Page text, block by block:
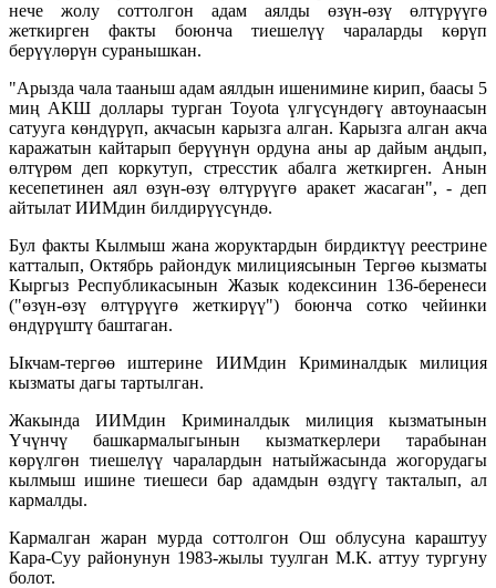
нече жолу соттолгон адам аялды өзүн-өзү өлтүрүүгө
жеткирген факты боюнча тиешелүү чараларды көрүп
берүүлөрүн суранышкан.
"Арызда чала тааныш адам аялдын ишенимине кирип, баасы 5
миң АКШ доллары турган Toyota үлгүсүндөгү автоунаасын
сатууга көндүрүп, акчасын карызга алган. Карызга алган акча
каражатын кайтарып берүүнүн ордуна аны ар дайым аңдып,
өлтүрөм деп коркутуп, стресстик абалга жеткирген. Анын
кесепетинен аял өзүн-өзү өлтүрүүгө аракет жасаган", - деп
айтылат ИИМдин билдирүүсүндө.
Бул факты Кылмыш жана жоруктардын бирдиктүү реестрине
катталып, Октябрь райондук милициясынын Тергөө кызматы
Кыргыз Республикасынын Жазык кодексинин 136-беренеси
("өзүн-өзү өлтүрүүгө жеткирүү") боюнча сотко чейинки
өндүрүштү баштаган.
Ыкчам-тергөө иштерине ИИМдин Криминалдык милиция
кызматы дагы тартылган.
Жакында ИИМдин Криминалдык милиция кызматынын
Үчүнчү башкармалыгынын кызматкерлери тарабынан
көрүлгөн тиешелүү чаралардын натыйжасында жогорудагы
кылмыш ишине тиешеси бар адамдын өздүгү такталып, ал
кармалды.
Кармалган жаран мурда соттолгон Ош облусуна караштуу
Кара-Суу районунун 1983-жылы туулган М.К. аттуу тургуну
болот.